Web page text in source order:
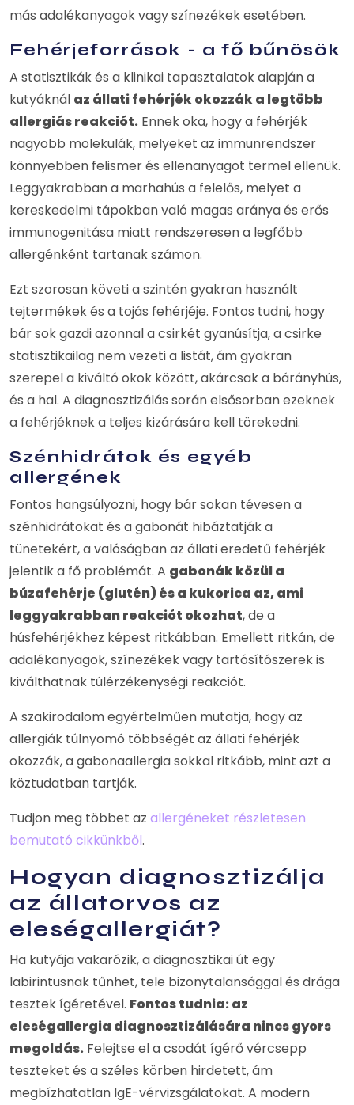
más adalékanyagok vagy színezékek esetében.
Fehérjeforrások - a fő bűnösök
A statisztikák és a klinikai tapasztalatok alapján a
kutyáknál az állati fehérjék okozzák a legtöbb
allergiás reakciót. Ennek oka, hogy a fehérjék
nagyobb molekulák, melyeket az immunrendszer
könnyebben felismer és ellenanyagot termel ellenük.
Leggyakrabban a marhahús a felelős, melyet a
kereskedelmi tápokban való magas aránya és erős
immunogenitása miatt rendszeresen a legfőbb
allergénként tartanak számon.
Ezt szorosan követi a szintén gyakran használt
tejtermékek és a tojás fehérjéje. Fontos tudni, hogy
bár sok gazdi azonnal a csirkét gyanúsítja, a csirke
statisztikailag nem vezeti a listát, ám gyakran
szerepel a kiváltó okok között, akárcsak a bárányhús,
és a hal. A diagnosztizálás során elsősorban ezeknek
a fehérjéknek a teljes kizárására kell törekedni.
Szénhidrátok és egyéb
allergének
Fontos hangsúlyozni, hogy bár sokan tévesen a
szénhidrátokat és a gabonát hibáztatják a
tünetekért, a valóságban az állati eredetű fehérjék
jelentik a fő problémát. A gabonák közül a
búzafehérje (glutén) és a kukorica az, ami
leggyakrabban reakciót okozhat, de a
húsfehérjékhez képest ritkábban. Emellett ritkán, de
adalékanyagok, színezékek vagy tartósítószerek is
kiválthatnak túlérzékenységi reakciót.
A szakirodalom egyértelműen mutatja, hogy az
allergiák túlnyomó többségét az állati fehérjék
okozzák, a gabonaallergia sokkal ritkább, mint azt a
köztudatban tartják.
Tudjon meg többet az allergéneket részletesen
bemutató cikkünkből.
Hogyan diagnosztizálja
az állatorvos az
eleségallergiát?
Ha kutyája vakarózik, a diagnosztikai út egy
labirintusnak tűnhet, tele bizonytalansággal és drága
tesztek ígéretével. Fontos tudnia: az
eleségallergia diagnosztizálására nincs gyors
megoldás. Felejtse el a csodát ígérő vércsepp
teszteket és a széles körben hirdetett, ám
megbízhatatlan IgE-vérvizsgálatokat. A modern